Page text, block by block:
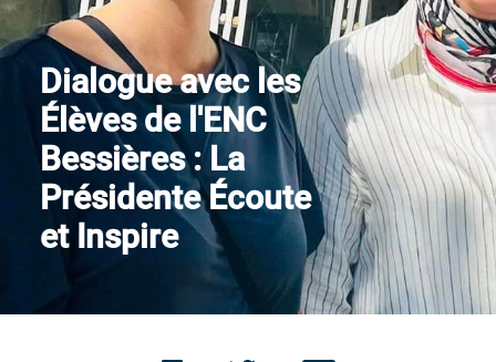
Support us
Contact us
Dialogue avec les
Élèves de l'ENC
Bessières : La
Présidente Écoute
et Inspire